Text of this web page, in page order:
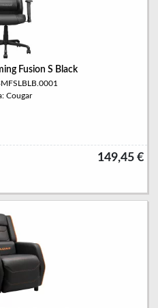
Fusion S Black
Cougar
149,45 €